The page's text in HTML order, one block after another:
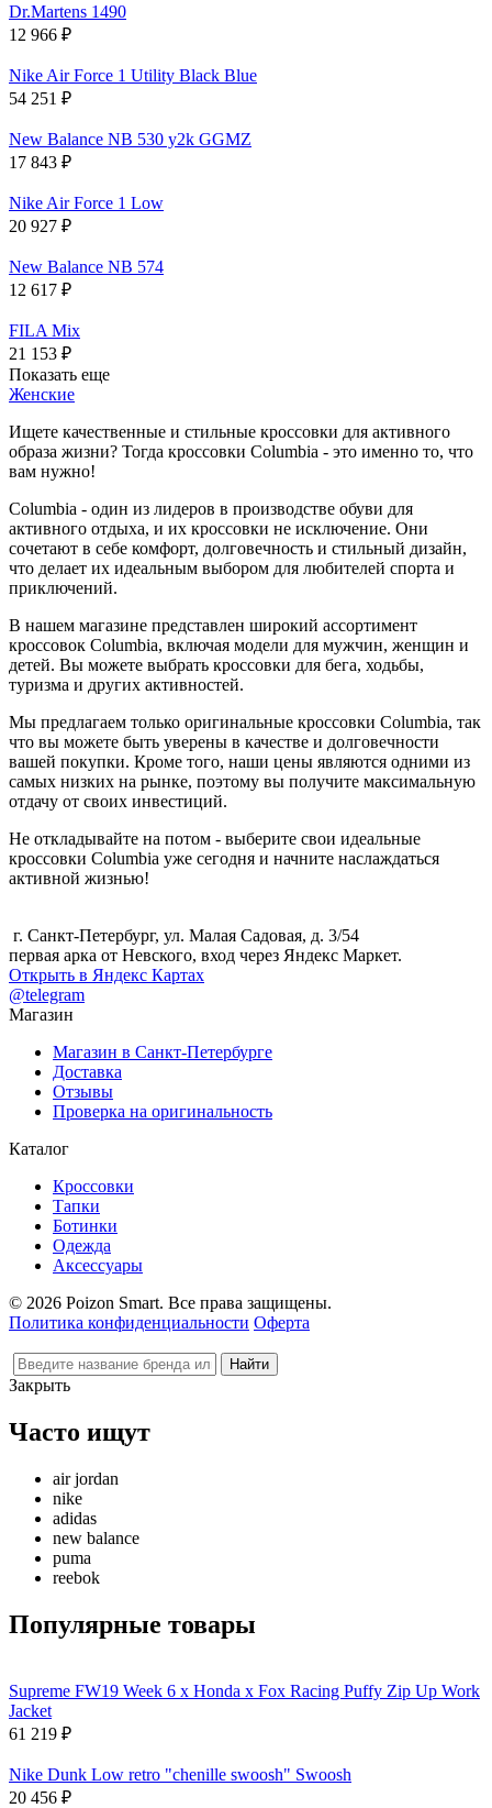
Dr.Martens 1490
12 966 ₽
Nike Air Force 1 Utility Black Blue
54 251 ₽
New Balance NB 530 y2k GGMZ
17 843 ₽
Nike Air Force 1 Low
20 927 ₽
New Balance NB 574
12 617 ₽
FILA Mix
21 153 ₽
Показать еще
Женские
Ищете качественные и стильные кроссовки для активного
образа жизни? Тогда кроссовки Columbia - это именно то, что
вам нужно!
Columbia - один из лидеров в производстве обуви для
активного отдыха, и их кроссовки не исключение. Они
сочетают в себе комфорт, долговечность и стильный дизайн,
что делает их идеальным выбором для любителей спорта и
приключений.
В нашем магазине представлен широкий ассортимент
кроссовок Columbia, включая модели для мужчин, женщин и
детей. Вы можете выбрать кроссовки для бега, ходьбы,
туризма и других активностей.
Мы предлагаем только оригинальные кроссовки Columbia, так
что вы можете быть уверены в качестве и долговечности
вашей покупки. Кроме того, наши цены являются одними из
самых низких на рынке, поэтому вы получите максимальную
отдачу от своих инвестиций.
Не откладывайте на потом - выберите свои идеальные
кроссовки Columbia уже сегодня и начните наслаждаться
активной жизнью!
г. Санкт-Петербург, ул. Малая Садовая, д. 3/54
первая арка от Невского, вход через Яндекс Маркет.
Открыть в Яндекс Картах
@telegram
Магазин
Магазин в Санкт-Петербурге
Доставка
Отзывы
Проверка на оригинальность
Каталог
Кроссовки
Тапки
Ботинки
Одежда
Аксессуары
© 2026 Poizon Smart. Все права защищены.
Политика конфиденциальности Оферта
Закрыть
Часто ищут
air jordan
nike
adidas
new balance
puma
reebok
Популярные товары
Supreme FW19 Week 6 x Honda x Fox Racing Puffy Zip Up Work
Jacket
61 219 ₽
Nike Dunk Low retro "chenille swoosh" Swoosh
20 456 ₽